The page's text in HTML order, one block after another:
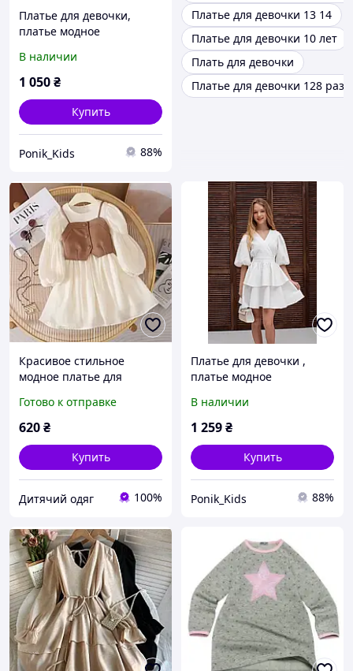
Платье для девочки,
платье модное
В наличии
1 050₴
Купить
Ponik_Kids 88%
Платье для девочки 13 14
Платье для девочки 10 лет
Плать для девочки
Платье для девочки 128
Красивое стильное
модное платье для
осень
Готово к отправке
620₴
Купить
Дитячий одяг 100%
Платье для девочки ,
платье модное
В наличии
1 259₴
Купить
Ponik_Kids 88%